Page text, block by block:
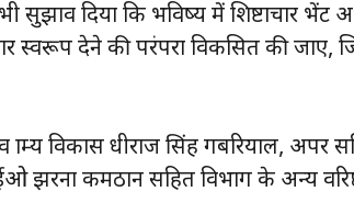
सुझाव दिया कि भविष्य में शिष्टाचार
स्वरूप देने की परंपरा विकसित की जाए,
विकास धीराज सिंह गबरियाल, अपर
झरना कमठान सहित विभाग के अन्य